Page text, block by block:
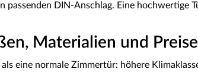
passenden DIN-Anschlag. Eine hochwertige
Materialien und
eine normale Zimmertür: höhere